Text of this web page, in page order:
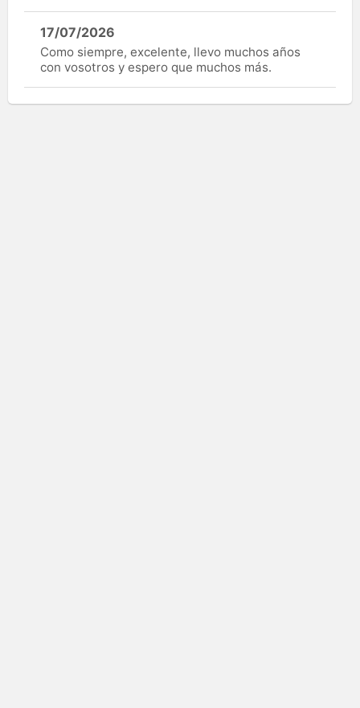
17/07/2026
Como siempre, excelente, llevo muchos años
con vosotros y espero que muchos más.